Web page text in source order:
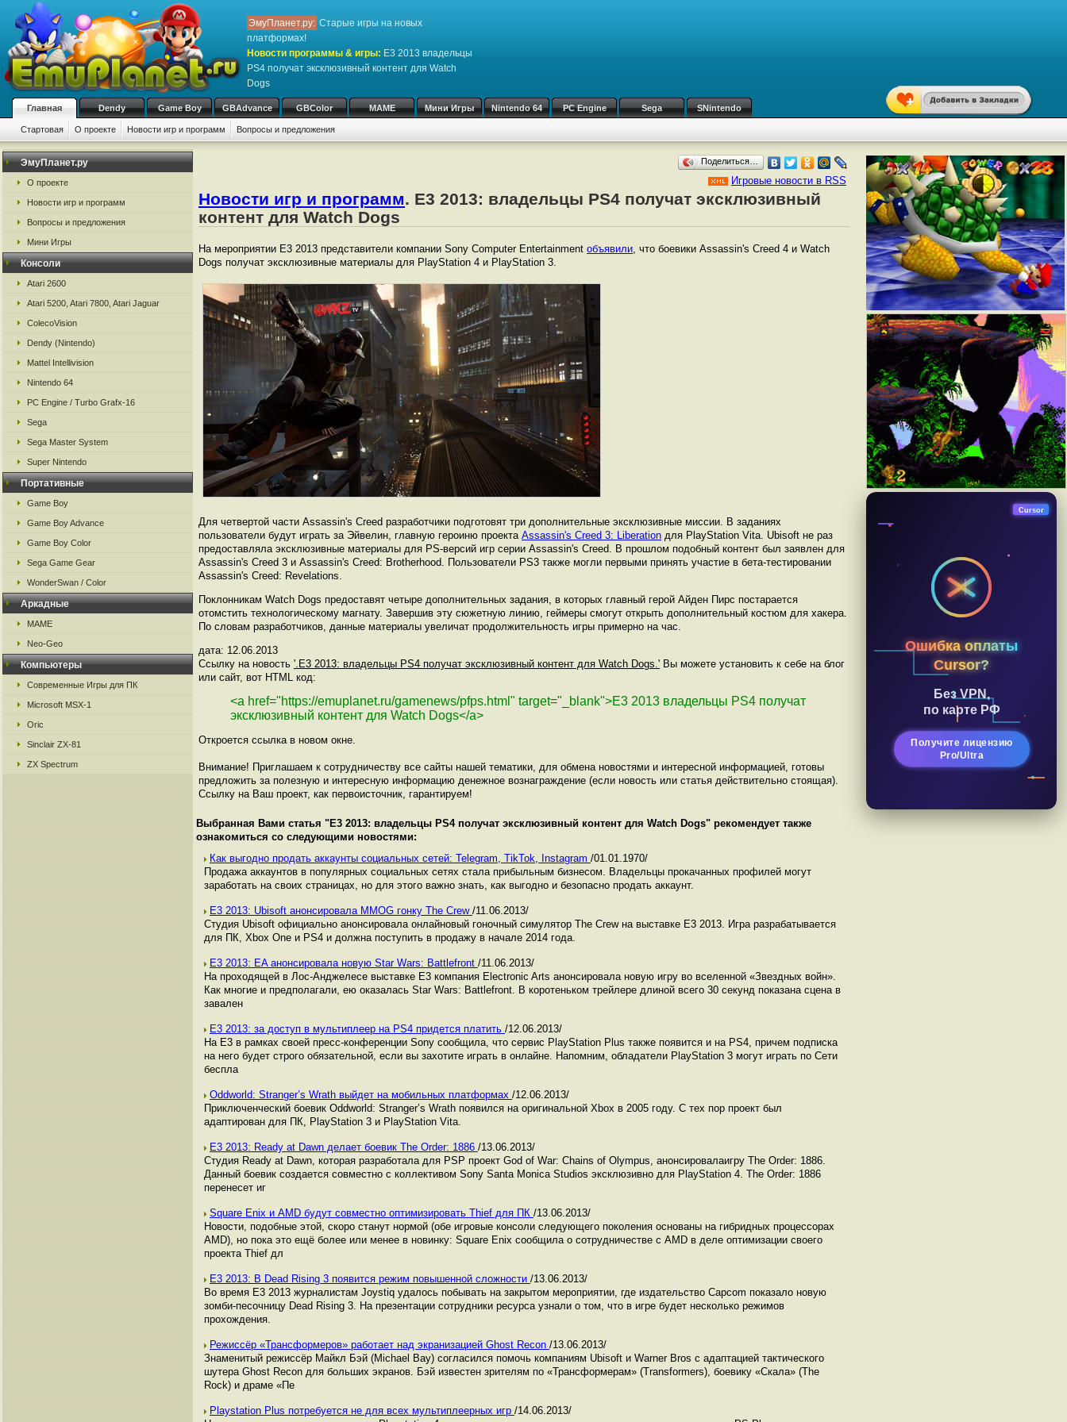
ЭмуПланет.ру: Старые игры на новых
платформах!
Новости программы & игры: Е3 2013 владельцы
PS4 получат эксклюзивный контент для Watch
Dogs
Главная Dendy Game Boy GBAdvance GBColor MAME Мини Игры Nintendo 64 PC Engine Sega SNintendo
Стартовая О проекте Новости игр и программ Вопросы и предложения
ЭмуПланет.ру
О проекте
Новости игр и программ
Вопросы и предложения
Мини Игры
Консоли
Atari 2600
Atari 5200, Atari 7800, Atari Jaguar
ColecoVision
Dendy (Nintendo)
Mattel Intellivision
Nintendo 64
PC Engine / Turbo Grafx-16
Sega
Sega Master System
Super Nintendo
Портативные
Game Boy
Game Boy Advance
Game Boy Color
Sega Game Gear
WonderSwan / Color
Аркадные
MAME
Neo-Geo
Компьютеры
Современные Игры для ПК
Microsoft MSX-1
Oric
Sinclair ZX-81
ZX Spectrum
Поделиться…
Игровые новости в RSS
Новости игр и программ. Е3 2013: владельцы PS4 получат эксклюзивный
контент для Watch Dogs
На мероприятии Е3 2013 представители компании Sony Computer Entertainment объявили, что боевики Assassin's Creed 4 и Watch
Dogs получат эксклюзивные материалы для PlayStation 4 и PlayStation 3.
Для четвертой части Assassin's Creed разработчики подготовят три дополнительные эксклюзивные миссии. В заданиях
пользователи будут играть за Эйвелин, главную героиню проекта Assassin's Creed 3: Liberation для PlayStation Vita. Ubisoft не раз
предоставляла эксклюзивные материалы для PS-версий игр серии Assassin's Creed. В прошлом подобный контент был заявлен для
Assassin's Creed 3 и Assassin's Creed: Brotherhood. Пользователи PS3 также могли первыми принять участие в бета-тестировании
Assassin's Creed: Revelations.
Поклонникам Watch Dogs предоставят четыре дополнительных задания, в которых главный герой Айден Пирс постарается
отомстить технологическому магнату. Завершив эту сюжетную линию, геймеры смогут открыть дополнительный костюм для хакера.
По словам разработчиков, данные материалы увеличат продолжительность игры примерно на час.
дата: 12.06.2013
Ссылку на новость '.Е3 2013: владельцы PS4 получат эксклюзивный контент для Watch Dogs.' Вы можете установить к себе на блог
или сайт, вот HTML код:
<a href="https://emuplanet.ru/gamenews/pfps.html" target="_blank">Е3 2013 владельцы PS4 получат
эксклюзивный контент для Watch Dogs</a>
Откроется ссылка в новом окне.
Внимание! Приглашаем к сотрудничеству все сайты нашей тематики, для обмена новостями и интересной информацией, готовы
предложить за полезную и интересную информацию денежное вознаграждение (если новость или статья действительно стоящая).
Ссылку на Ваш проект, как первоисточник, гарантируем!
Выбранная Вами статья "Е3 2013: владельцы PS4 получат эксклюзивный контент для Watch Dogs" рекомендует также
ознакомиться со следующими новостями:
Как выгодно продать аккаунты социальных сетей: Telegram, TikTok, Instagram /01.01.1970/
Продажа аккаунтов в популярных социальных сетях стала прибыльным бизнесом. Владельцы прокачанных профилей могут
заработать на своих страницах, но для этого важно знать, как выгодно и безопасно продать аккаунт.
E3 2013: Ubisoft анонсировала MMOG гонку The Crew /11.06.2013/
Студия Ubisoft официально анонсировала онлайновый гоночный симулятор The Crew на выставке Е3 2013. Игра разрабатывается
для ПК, Xbox One и PS4 и должна поступить в продажу в начале 2014 года.
Е3 2013: EA анонсировала новую Star Wars: Battlefront /11.06.2013/
На проходящей в Лос-Анджелесе выставке Е3 компания Electronic Arts анонсировала новую игру во вселенной «Звездных войн».
Как многие и предполагали, ею оказалась Star Wars: Battlefront. В коротеньком трейлере длиной всего 30 секунд показана сцена в
завален
Е3 2013: за доступ в мультиплеер на PS4 придется платить /12.06.2013/
На Е3 в рамках своей пресс-конференции Sony сообщила, что сервис PlayStation Plus также появится и на PS4, причем подписка
на него будет строго обязательной, если вы захотите играть в онлайне. Напомним, обладатели PlayStation 3 могут играть по Сети
беспла
Oddworld: Stranger’s Wrath выйдет на мобильных платформах /12.06.2013/
Приключенческий боевик Oddworld: Stranger’s Wrath появился на оригинальной Xbox в 2005 году. С тех пор проект был
адаптирован для ПК, PlayStation 3 и PlayStation Vita.
Е3 2013: Ready at Dawn делает боевик The Order: 1886 /13.06.2013/
Студия Ready at Dawn, которая разработала для PSP проект God of War: Chains of Olympus, анонсировалаигру The Order: 1886.
Данный боевик создается совместно с коллективом Sony Santa Monica Studios эксклюзивно для PlayStation 4. The Order: 1886
перенесет иг
Square Enix и AMD будут совместно оптимизировать Thief для ПК /13.06.2013/
Новости, подобные этой, скоро станут нормой (обе игровые консоли следующего поколения основаны на гибридных процессорах
AMD), но пока это ещё более или менее в новинку: Square Enix сообщила о сотрудничестве с AMD в деле оптимизации своего
проекта Thief дл
Е3 2013: В Dead Rising 3 появится режим повышенной сложности /13.06.2013/
Во время Е3 2013 журналистам Joystiq удалось побывать на закрытом мероприятии, где издательство Capcom показало новую
зомби-песочницу Dead Rising 3. На презентации сотрудники ресурса узнали о том, что в игре будет несколько режимов
прохождения.
Режиссёр «Трансформеров» работает над экранизацией Ghost Recon /13.06.2013/
Знаменитый режиссёр Майкл Бэй (Michael Bay) согласился помочь компаниям Ubisoft и Warner Bros с адаптацией тактического
шутера Ghost Recon для больших экранов. Бэй известен зрителям по «Трансформерам» (Transformers), боевику «Скала» (The
Rock) и драме «Пе
Playstation Plus потребуется не для всех мультиплеерных игр /14.06.2013/
Ошибка оплаты
Cursor?
Без VPN,
по карте РФ
Получите лицензию
Pro/Ultra
Cursor